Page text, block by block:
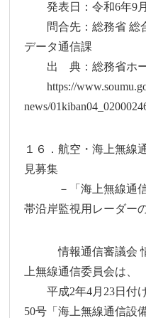
発表日：令和6年9月
問合先：総務省 総
データ通信課
出 典：総務省ホー
https://
news/
１６．航空・海上無線
見募集
－「海上無線通信
帯沿岸監視用レーダー
情報通信審議会 情
上無線通信委員会は、
平成2年4月23日付け
50号「海上無線通信設